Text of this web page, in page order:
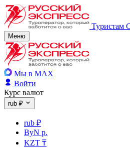
Туристам
Меню
Мы в MAX
Войти
Курс валют
rub ₽
rub ₽
ByN р.
KZT ₸